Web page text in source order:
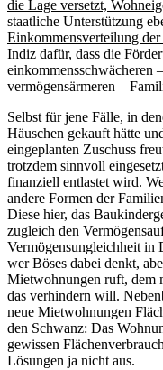
die Lage versetzt,
staatliche Unterstützung
Einkommensverteilung
Indiz dafür, dass die
einkommensschwächeren
vermögensärmeren –
Selbst für jene Fälle, in
Häuschen gekauft hätte
eingeplanten Zuschuss
trotzdem sinnvoll
finanziell entlastet wird.
andere Formen der
Diese hier, das
zugleich den
Vermögensungleichheit in
wer Böses dabei denkt,
Mietwohnungen ruft, dem
das verhindern will.
neue Mietwohnungen
den Schwanz: Das
gewissen
Lösungen ja nicht aus.